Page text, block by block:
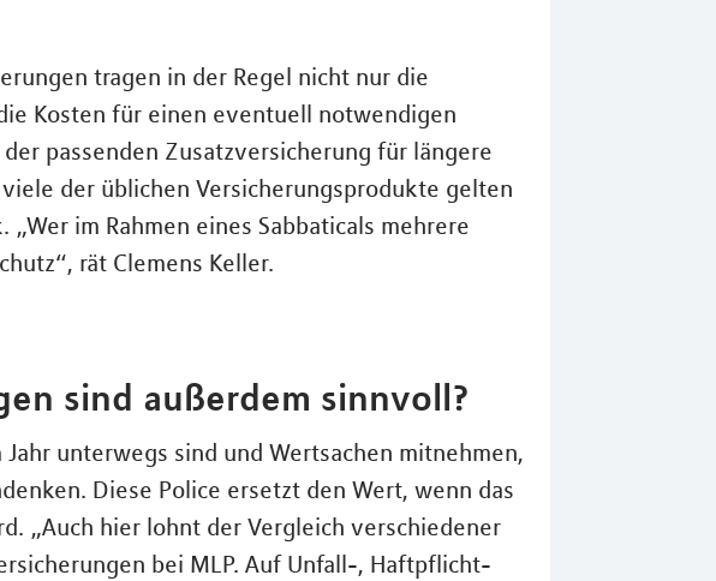
tragen in der Regel nicht nur die
Kosten für einen eventuell notwendigen
passenden Zusatzversicherung für längere
der üblichen Versicherungsprodukte gelten
im Rahmen eines Sabbaticals mehrere
rät Clemens Keller.
sind außerdem sinnvoll?
unterwegs sind und Wertsachen mitnehmen,
Diese Police ersetzt den Wert, wenn das
„Auch hier lohnt der Vergleich verschiedener
bei MLP. Auf Unfall-, Haftpflicht-